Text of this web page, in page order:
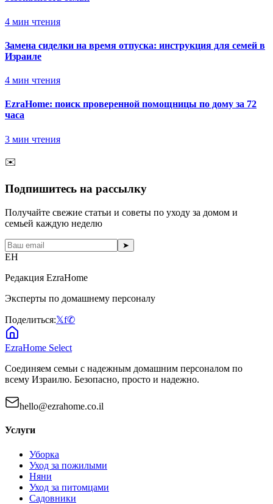
4 мин чтения
Замена сиделки на время отпуска: инструкция для семей в
Израиле
4 мин чтения
EzraHome: поиск проверенной помощницы по дому за 72
часа
3 мин чтения
✉️
Подпишитесь на рассылку
Получайте свежие статьи и советы по уходу за домом и
семьей каждую неделю
➤
EH
Редакция EzraHome
Эксперты по домашнему персоналу
Поделиться:𝕏f✆
EzraHome Select
Соединяем семьи с надежным домашним персоналом по
всему Израилю. Безопасно, просто и надежно.
hello@ezrahome.co.il
Услуги
Уборка
Уход за пожилыми
Няни
Уход за питомцами
Садовники